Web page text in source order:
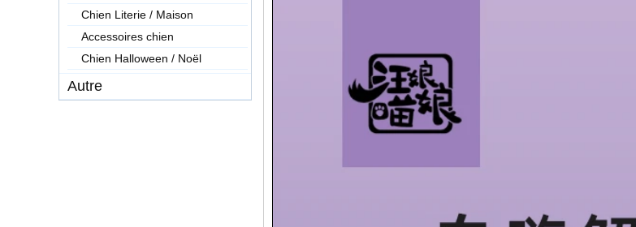
Chien Literie / Maison
Accessoires chien
Chien Halloween / Noël
Autre